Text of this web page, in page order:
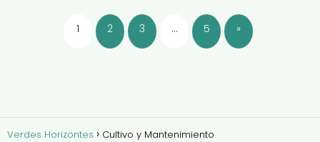
1 2 3 … 5 »
Verdes Horizontes Cultivo y Mantenimiento